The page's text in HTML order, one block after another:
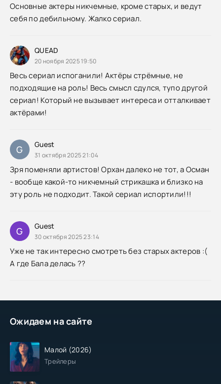
Ожидаем на сайте
Малой (2026)
Трейлеры
Основные актеры никчемные, кроме старых, и ведут
себя по дебильному. Жалко сериал.
QUEAD
20 ноября 2025 19:50
Весь сериал испоганили! Актёры стрёмные, не
подходящие на роль! Весь смысл сдулся, тупо другой
сериал! Который не вызывает интереса и отталкивает
актёрами!
G Guest
31 октября 2025 21:04
Зря поменяли артистов! Орхан далеко не тот, а Осман
- вообще какой-то никчемный стрикашка и близко на
эту роль не подходит. Такой сериал испортили!!!
G Guest
30 октября 2025 23:14
Уже не так интересно смотреть без старых актеров :(
А где Бала делась ??